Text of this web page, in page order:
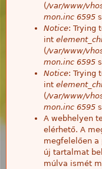
(/var/www/
mon.inc 6595
Notice: Trying
int
(/var/www/
mon.inc 6595
Notice: Trying
int
(/var/www/
mon.inc 6595
A webhelyen
elérhető. A
megfelelően a
új tartalmat
múlva ismét